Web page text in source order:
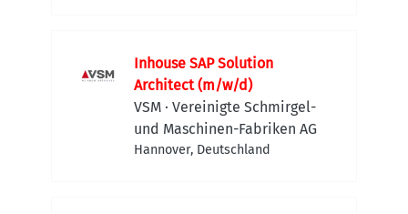
Inhouse SAP Solution
Architect (m/w/d)
VSM · Vereinigte Schmirgel-
und Maschinen-Fabriken AG
Hannover, Deutschland